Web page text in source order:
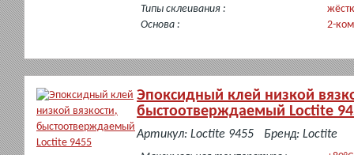
Типы склеивания :
Основа :
2-
Эпоксидный клей низкой
быстоотверждаемый Loctite
в
Артикул: Loctite 9455 Бренд: Loctite